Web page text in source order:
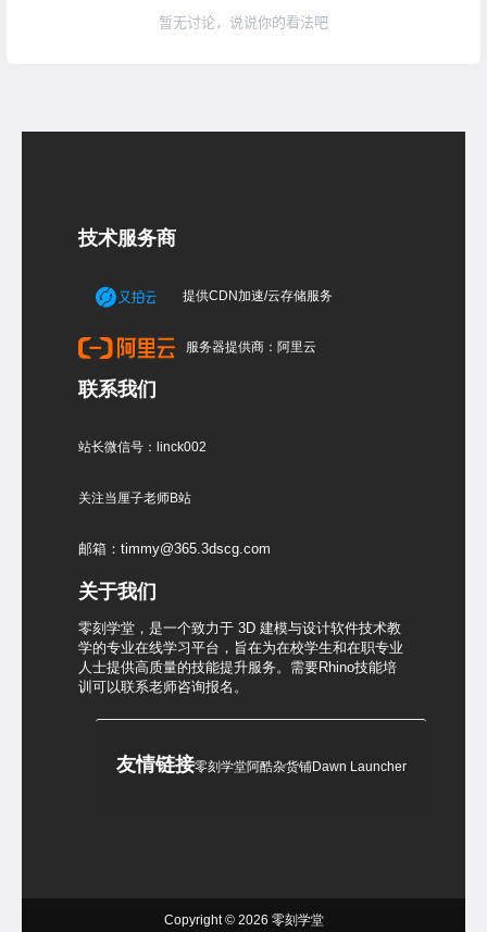
暂无讨论，说说你的看法吧
技术服务商
提供CDN加速/云存储服务
服务器提供商：阿里云
联系我们
站长微信号：linck002
关注当厘子老师B站
邮箱：timmy@365.3dscg.com
关于我们
零刻学堂，是一个致力于 3D 建模与设计软件技术教
学的专业在线学习平台，旨在为在校学生和在职专业
人士提供高质量的技能提升服务。需要Rhino技能培
训可以联系老师咨询报名。
友情链接零刻学堂阿酷杂货铺Dawn Launcher
Copyright © 2026 零刻学堂